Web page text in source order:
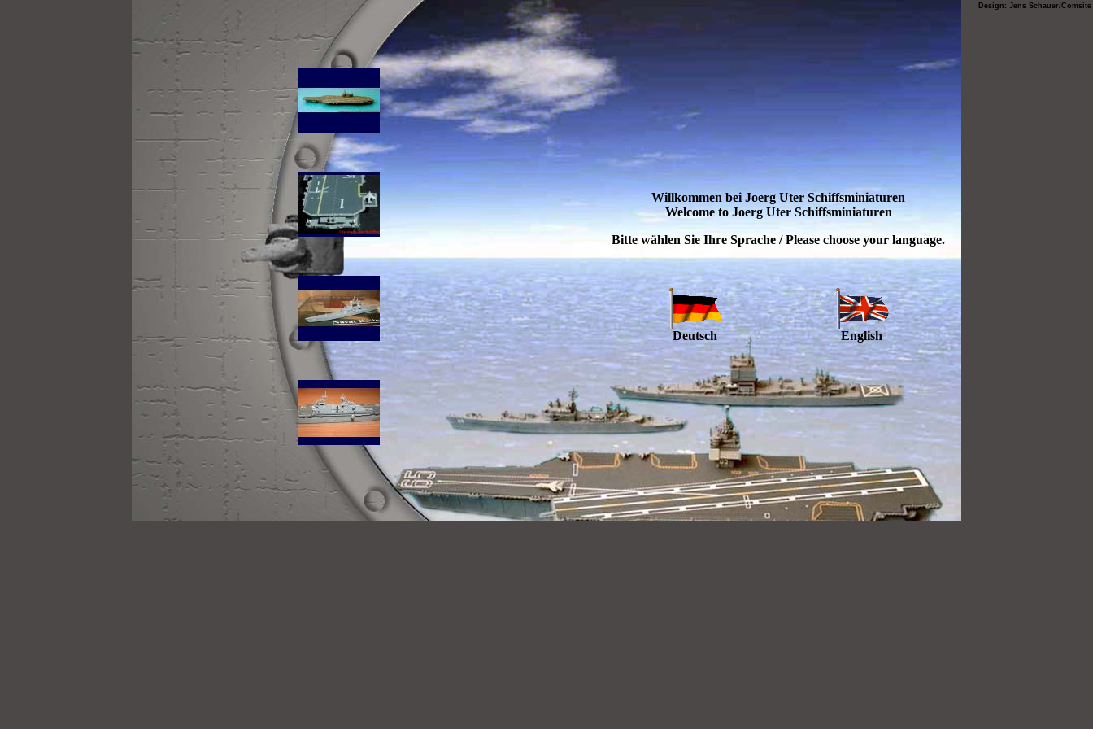
Willkommen bei Joerg Uter Schiffsminiaturen
Welcome to Joerg Uter Schiffsminiaturen
Bitte wählen Sie Ihre Sprache / Please choose your language.
Deutsch English
Design: Jens Schauer/Comsite